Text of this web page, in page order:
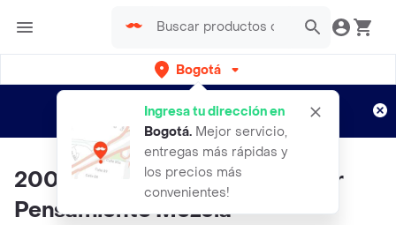
Bogotá
Ingresa tu dirección en
Bogotá. Mejor servicio,
entregas más rápidas y
los precios más
convenientes!
envíos gratis por semanas
Aplican TyC
200 Semillas Orgánicas De Flor
Pensamiento Mezcla